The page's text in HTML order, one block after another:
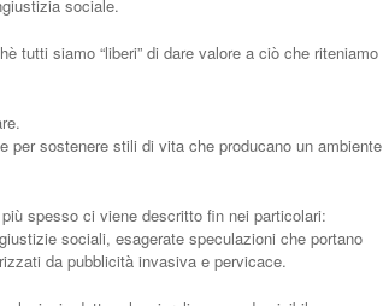
sociale.
tutti siamo “liberi” di dare valore a ciò che riteniamo
per sostenere stili di vita che producano un ambiente
spesso ci viene descritto fin nei particolari:
sociali, esagerate speculazioni che portano
da pubblicità invasiva e pervicace.